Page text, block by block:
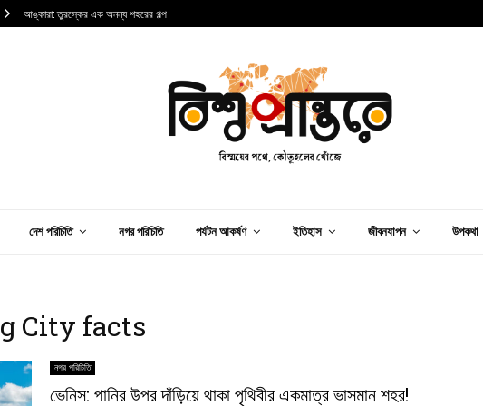
আঙ্কারা: তুরস্কের এক অনন্য শহরের গল্প
দেশ পরিচিতি নগর পরিচিতি পর্যটন আকর্ষণ ইতিহাস জীবনযাপন উপকথা
City facts
নগর পরিচিতি
ভেনিস: পানির উপর দাঁড়িয়ে থাকা পৃথিবীর একমাত্র ভাসমান শহর!